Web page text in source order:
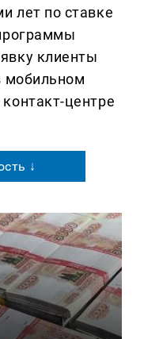
лет по ставке
клиенты
мобильном
центре
↓